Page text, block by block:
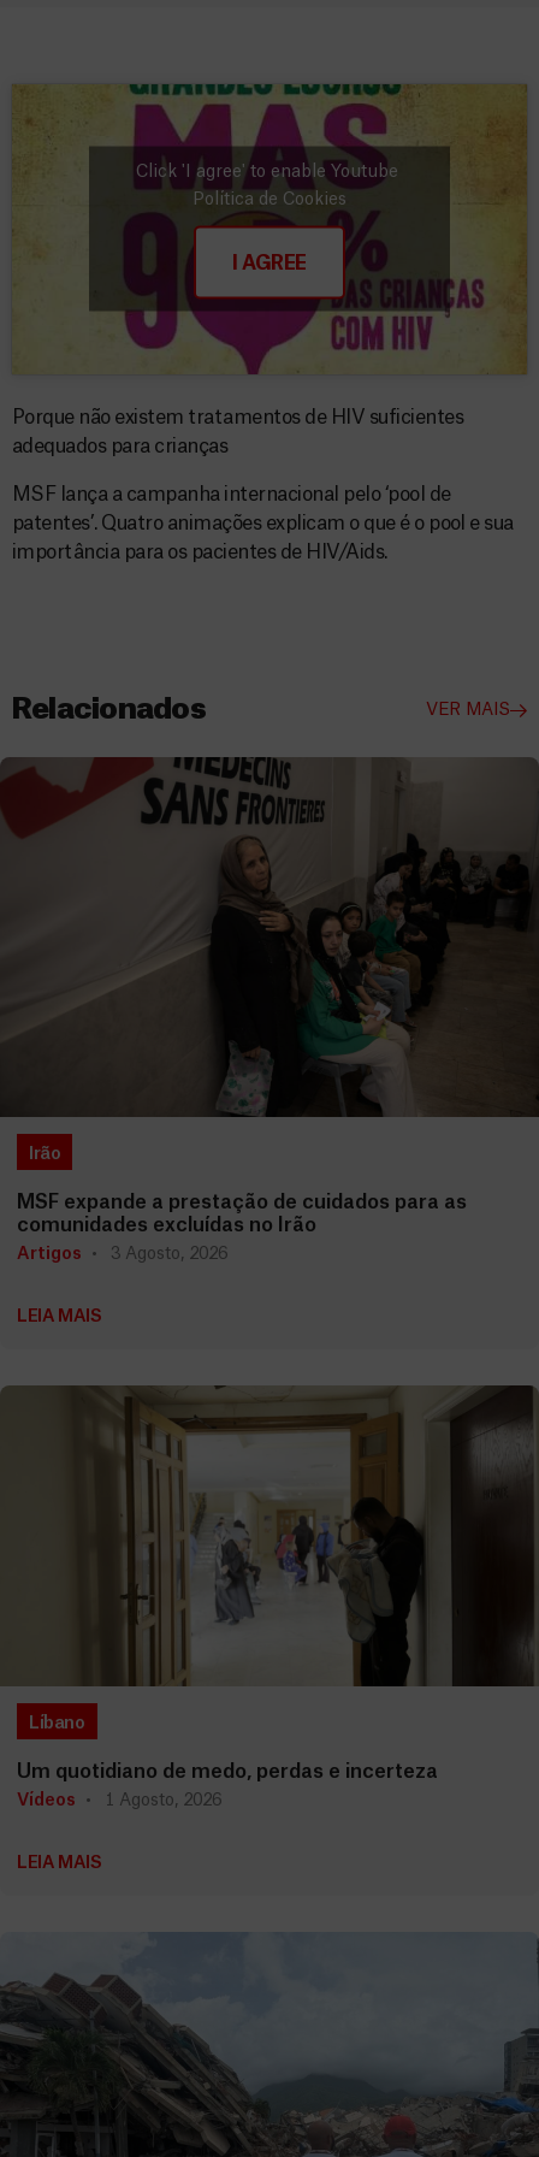
Click 'I agree' to enable Youtube
Política de Cookies
I AGREE
Porque não existem tratamentos de HIV suficientes
adequados para crianças
MSF lança a campanha internacional pelo ‘pool de
patentes’. Quatro animações explicam o que é o pool e sua
importância para os pacientes de HIV/Aids.
Relacionados VER MAIS
Irão
MSF expande a prestação de cuidados para as
comunidades excluídas no Irão
Artigos 3 Agosto, 2026
LEIA MAIS
Líbano
Um quotidiano de medo, perdas e incerteza
Vídeos 1 Agosto, 2026
LEIA MAIS